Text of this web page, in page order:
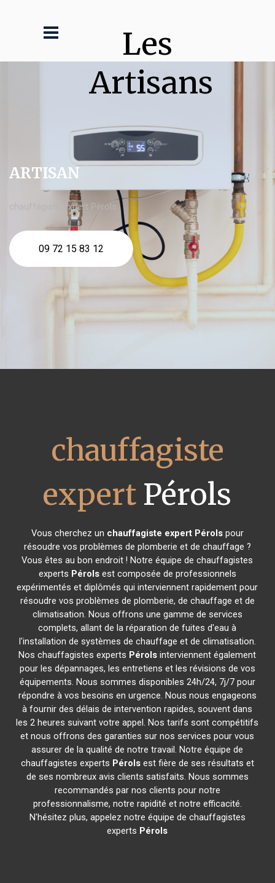
Les
Artisans
ARTISAN
chauffagiste expert Pérols
09 72 15 83 12
chauffagiste
expert Pérols
Vous cherchez un chauffagiste expert Pérolspour
résoudre vos problèmes de plomberie et de chauffage ?
Vous êtes au bon endroit ! Notre équipe de chauffagistes
experts Pérolsest composée de professionnels
expérimentés et diplômés qui interviennent rapidement pour
résoudre vos problèmes de plomberie, de chauffage et de
climatisation. Nous offrons une gamme de services
complets, allant de la réparation de fuites d'eau à
l'installation de systèmes de chauffage et de climatisation.
Nos chauffagistes experts Pérols interviennent également
pour les dépannages, les entretiens et les révisions de vos
équipements. Nous sommes disponibles 24h/24, 7j/7 pour
répondre à vos besoins en urgence. Nous nous engageons
à fournir des délais de intervention rapides, souvent dans
les 2 heures suivant votre appel. Nos tarifs sont compétitifs
et nous offrons des garanties sur nos services pour vous
assurer de la qualité de notre travail. Notre équipe de
chauffagistes experts Pérolsest fière de ses résultats et
de ses nombreux avis clients satisfaits. Nous sommes
recommandés par nos clients pour notre
professionnalisme, notre rapidité et notre efficacité.
N'hésitez plus, appelez notre équipe de chauffagistes
experts Pérols